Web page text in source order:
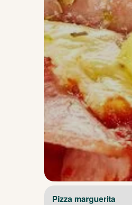
Pizza marguerita